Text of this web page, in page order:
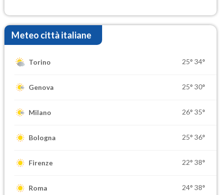
Meteo città italiane
Torino 25° 34°
Genova 25° 30°
Milano 26° 35°
Bologna 25° 36°
Firenze 22° 38°
Roma 24° 38°